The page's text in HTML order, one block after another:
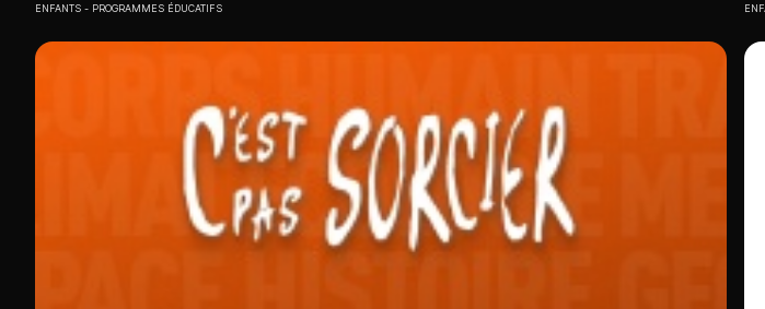
ENFANTS PROGRAMMES ÉDUCATIFS